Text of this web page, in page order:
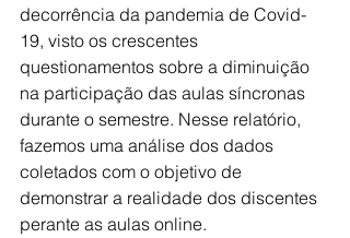
decorrência da pandemia de Covid-
19, visto os crescentes
questionamentos sobre a diminuição
na participação das aulas síncronas
durante o semestre. Nesse relatório,
fazemos uma análise dos dados
coletados com o objetivo de
demonstrar a realidade dos discentes
perante as aulas online.